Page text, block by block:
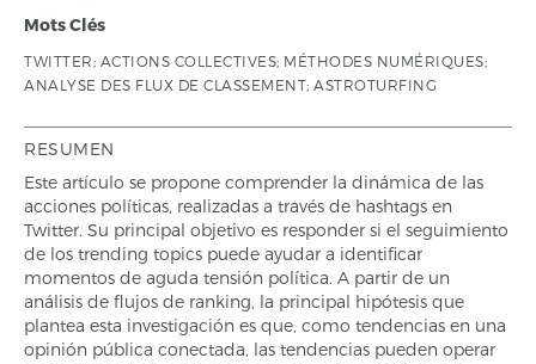
Mots Clés
TWITTER; ACTIONS COLLECTIVES; MÉTHODES NUMÉRIQUES;
ANALYSE DES FLUX DE CLASSEMENT; ASTROTURFING
RESUMEN
Este artículo se propone comprender la dinámica de las
acciones políticas, realizadas a través de hashtags en
Twitter. Su principal objetivo es responder si el seguimiento
de los trending topics puede ayudar a identificar
momentos de aguda tensión política. A partir de un
análisis de flujos de ranking, la principal hipótesis que
plantea esta investigación es que, como tendencias en una
opinión pública conectada, las tendencias pueden operar